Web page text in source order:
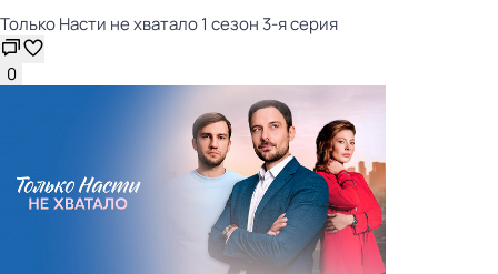
Только Насти не хватало 1 сезон 3-я серия
0